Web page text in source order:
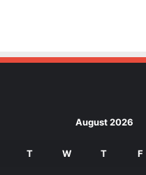
August 2026
T W T F